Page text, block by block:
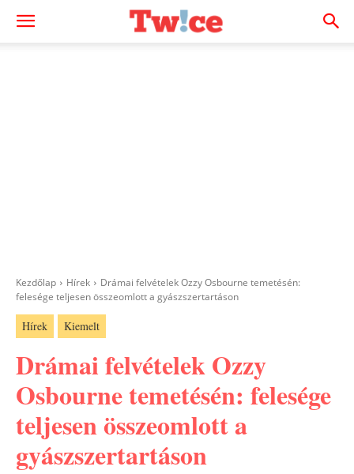
Kezdőlap Hírek
Drámai felvételek Ozzy Osbourne temetésén:
felesége teljesen összeomlott a gyászszertartáson
Hírek Kiemelt
Drámai felvételek Ozzy
Osbourne temetésén: felesége
teljesen összeomlott a
gyászszertartáson